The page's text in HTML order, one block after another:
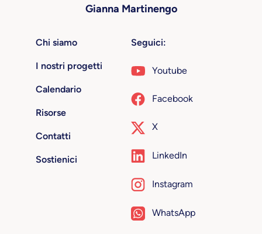
Gianna Martinengo
Chi siamo
I nostri progetti
Calendario
Risorse
Contatti
Sostienici
Seguici:
Youtube
Facebook
X
LinkedIn
Instagram
WhatsApp